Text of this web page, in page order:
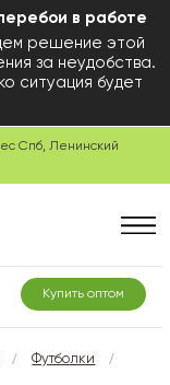
в работе
решение этой
за неудобства.
ситуация будет
Спб, Ленинский
Купить оптом
/ Футболки /